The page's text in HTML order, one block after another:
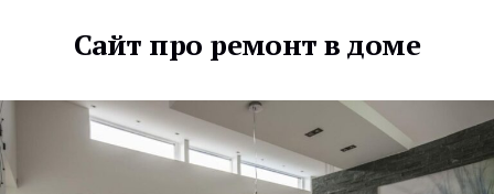
Сайт про ремонт в доме